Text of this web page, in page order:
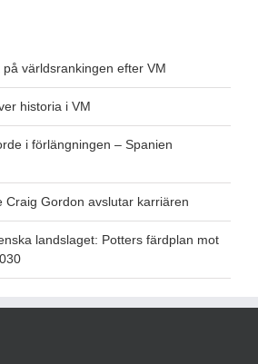
världsrankingen efter VM
historia i VM
i förlängningen – Spanien
Craig Gordon avslutar karriären
landslaget: Potters färdplan mot